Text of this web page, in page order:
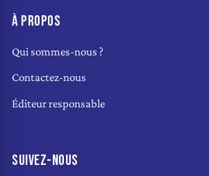
À PROPOS
Qui sommes-nous ?
Contactez-nous
Éditeur responsable
SUIVEZ-NOUS